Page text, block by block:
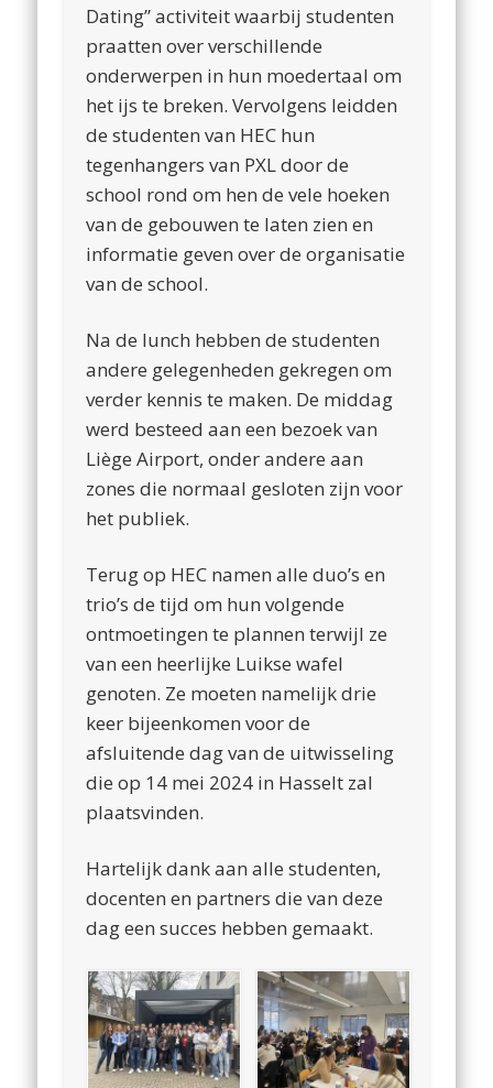
Dating” activiteit waarbij studenten
praatten over verschillende
onderwerpen in hun moedertaal om
het ijs te breken. Vervolgens leidden
de studenten van HEC hun
tegenhangers van PXL door de
school rond om hen de vele hoeken
van de gebouwen te laten zien en
informatie geven over de organisatie
van de school.
Na de lunch hebben de studenten
andere gelegenheden gekregen om
verder kennis te maken. De middag
werd besteed aan een bezoek van
Liège Airport, onder andere aan
zones die normaal gesloten zijn voor
het publiek.
Terug op HEC namen alle duo’s en
trio’s de tijd om hun volgende
ontmoetingen te plannen terwijl ze
van een heerlijke Luikse wafel
genoten. Ze moeten namelijk drie
keer bijeenkomen voor de
afsluitende dag van de uitwisseling
die op 14 mei 2024 in Hasselt zal
plaatsvinden.
Hartelijk dank aan alle studenten,
docenten en partners die van deze
dag een succes hebben gemaakt.